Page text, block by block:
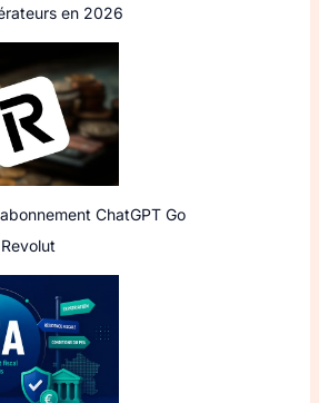
en 2026
ChatGPT Go